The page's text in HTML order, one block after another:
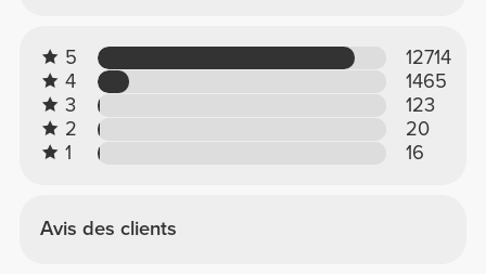
5
12714
4
1465
3
123
2
20
1
16
Avis des clients